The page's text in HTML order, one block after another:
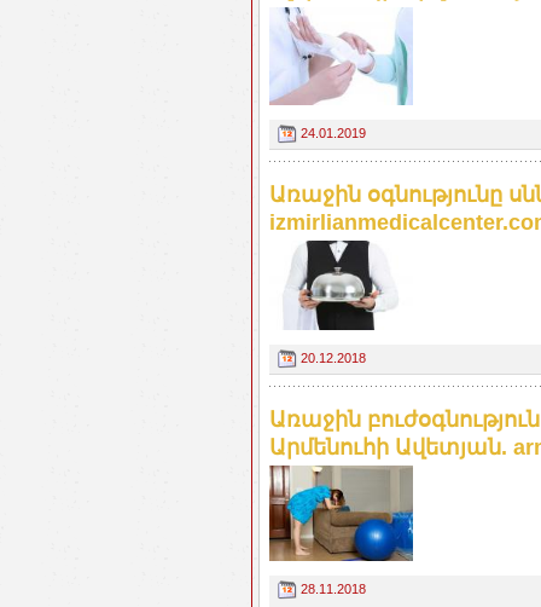
24.01.2019
Առաջին օգնությունը
20.12.2018
Առաջին
Արմենուհի Ավետյան.
28.11.2018